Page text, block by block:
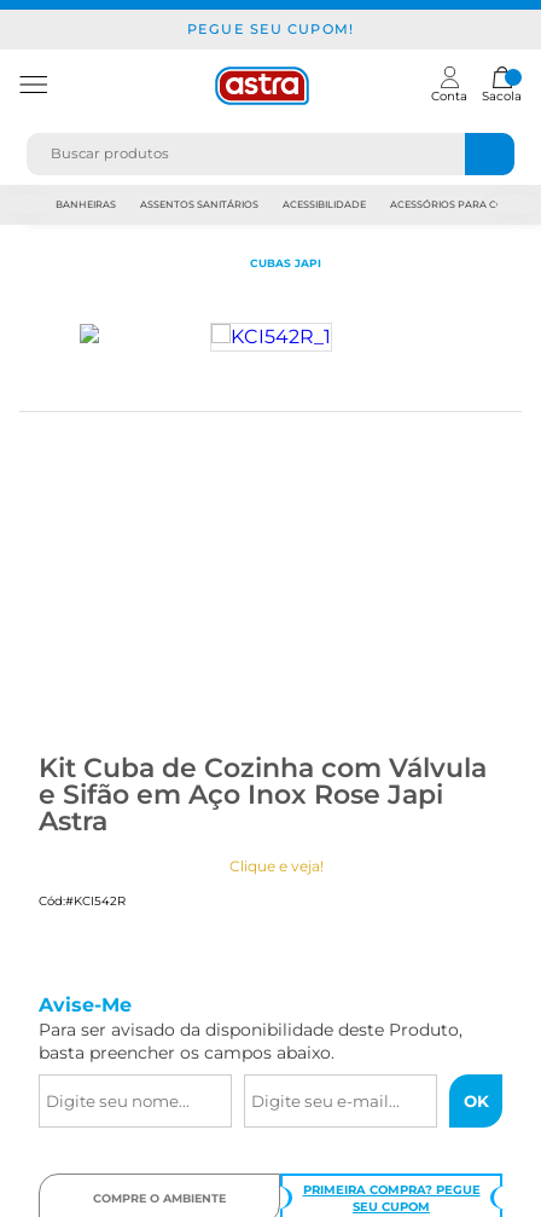
PEGUE SEU CUPOM!
Conta Sacola
BANHEIRAS ASSENTOS SANITÁRIOS ACESSIBILIDADE ACESSÓRIOS PARA
CUBAS JAPI
Kit Cuba de Cozinha com Válvula
e Sifão em Aço Inox Rose Japi
Astra
Clique e veja!
Cód:#KCI542R
Avise-Me
Para ser avisado da disponibilidade deste Produto,
basta preencher os campos abaixo.
COMPRE O AMBIENTE
PRIMEIRA COMPRA? PEGUE
SEU CUPOM